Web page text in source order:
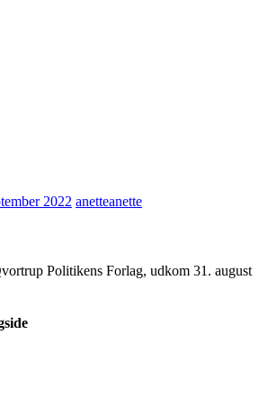
2022 anetteanette
Politikens Forlag, udkom 31. august